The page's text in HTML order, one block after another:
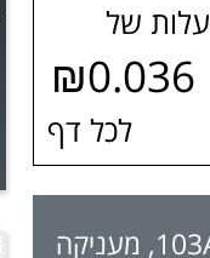
עלות של
לכל דף
רכישה של טונר 103A, מעניקה